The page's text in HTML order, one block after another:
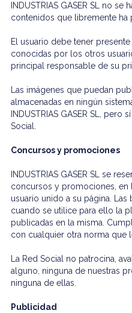
INDUSTRIAS GASER SL no
contenidos que libremente ha
El usuario debe tener
conocidas por los otros
principal responsable de su
Las imágenes que puedan
almacenadas en ningún
INDUSTRIAS GASER SL,
Social.
Concursos y promociones
INDUSTRIAS GASER SL se
concursos y promociones, en
usuario unido a su página.
cuando se utilice para ello la
publicadas en la misma.
con cualquier otra norma que
La Red Social no patrocina,
alguno, ninguna de nuestras
ninguna de ellas.
Publicidad